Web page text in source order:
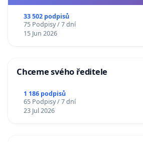
33 502 podpisů
75 Podpisy / 7 dní
15 Jun 2026
Chceme svého ředitele
1 186 podpisů
65 Podpisy / 7 dní
23 Jul 2026